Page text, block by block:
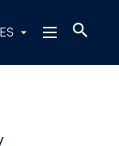
ES